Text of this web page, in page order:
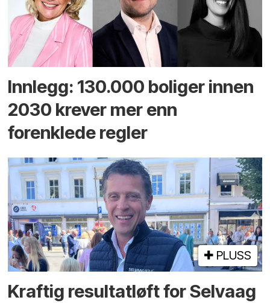
Innlegg: 130.000 boliger innen
2030 krever mer enn
forenklede regler
PLUSS
Kraftig resultatløft for Selvaag